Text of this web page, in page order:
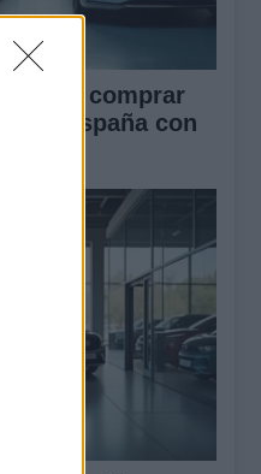
para comprar
en España con